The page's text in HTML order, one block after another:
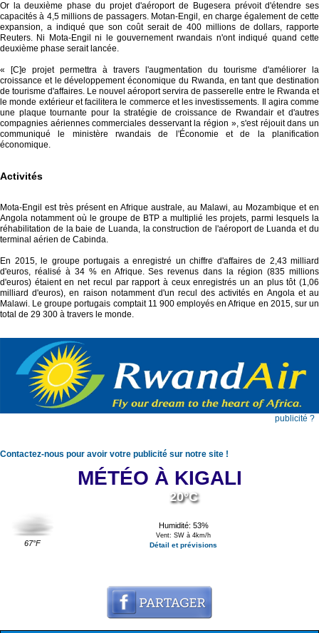
Or la deuxième phase du projet d'aéroport de Bugesera prévoit d'étendre ses
capacités à 4,5 millions de passagers. Motan-Engil, en charge également de cette
expansion, a indiqué que son coût serait de 400 millions de dollars, rapporte
Reuters. Ni Mota-Engil ni le gouvernement rwandais n'ont indiqué quand cette
deuxième phase serait lancée.
« [C]e projet permettra à travers l'augmentation du tourisme d'améliorer la
croissance et le développement économique du Rwanda, en tant que destination
de tourisme d'affaires. Le nouvel aéroport servira de passerelle entre le Rwanda et
le monde extérieur et facilitera le commerce et les investissements. Il agira comme
une plaque tournante pour la stratégie de croissance de Rwandair et d'autres
compagnies aériennes commerciales desservant la région », s'est réjouit dans un
communiqué le ministère rwandais de l'Économie et de la planification
économique.
Activités
Mota-Engil est très présent en Afrique australe, au Malawi, au Mozambique et en
Angola notamment où le groupe de BTP a multiplié les projets, parmi lesquels la
réhabilitation de la baie de Luanda, la construction de l'aéroport de Luanda et du
terminal aérien de Cabinda.
En 2015, le groupe portugais a enregistré un chiffre d'affaires de 2,43 milliard
d'euros, réalisé à 34 % en Afrique. Ses revenus dans la région (835 millions
d'euros) étaient en net recul par rapport à ceux enregistrés un an plus tôt (1,06
milliard d'euros), en raison notamment d'un recul des activités en Angola et au
Malawi. Le groupe portugais comptait 11 900 employés en Afrique en 2015, sur un
total de 29 300 à travers le monde.
publicité ?
Contactez-nous pour avoir votre publicité sur notre site !
MÉTÉO À KIGALI
67°F
20°C
Humidité: 53%
Vent: SW à 4km/h
Détail et prévisions